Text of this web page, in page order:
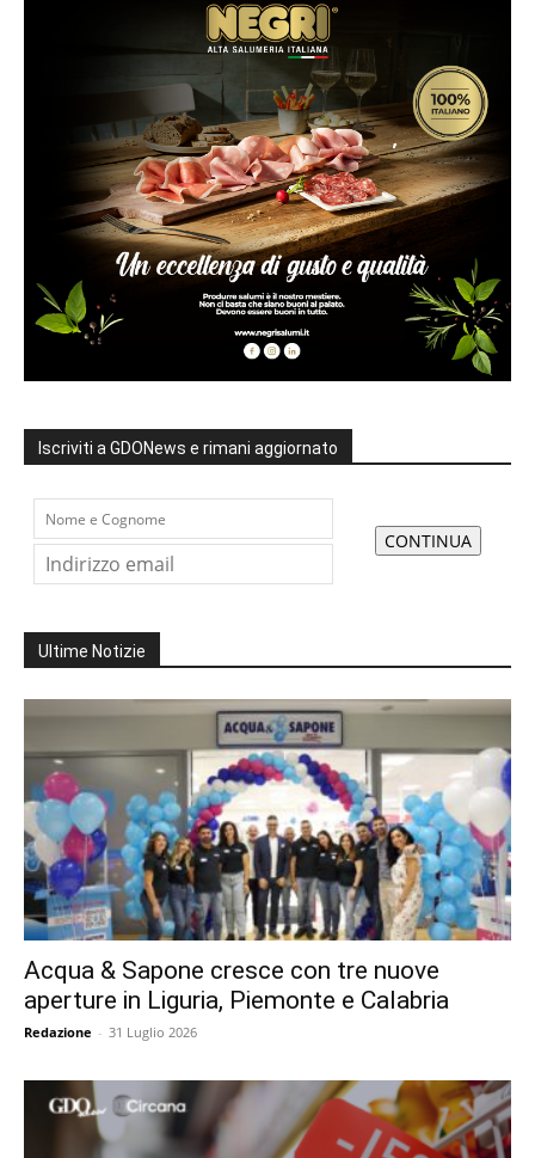
Iscriviti a GDONews e rimani aggiornato
Ultime Notizie
Acqua & Sapone cresce con tre nuove
aperture in Liguria, Piemonte e Calabria
Redazione - 31 Luglio 2026